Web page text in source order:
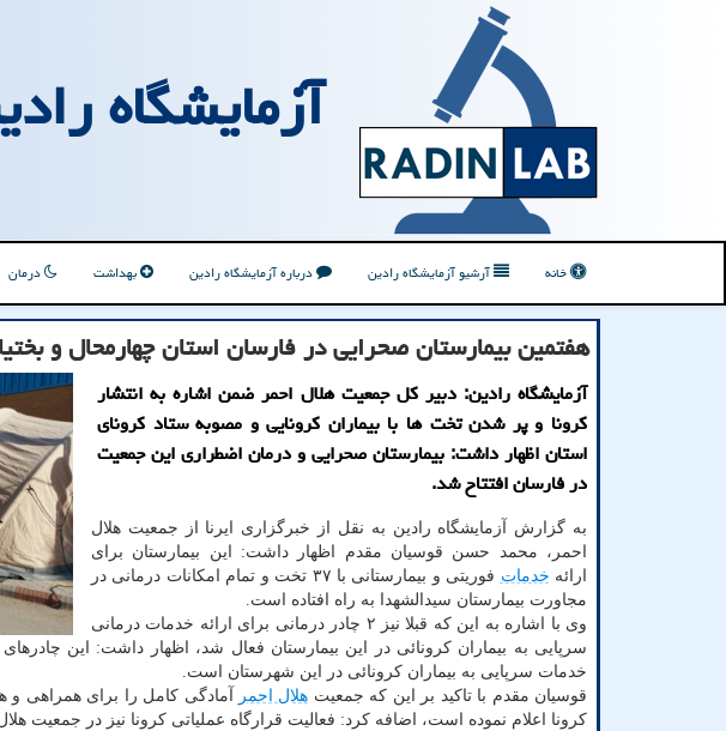
آزمایشگاه
خانه آرشیو آزمایشگاه رادین درباره آزمایشگاه رادین بهداشت درمان
هفتمین بیمارستان صحرایی در فارسان استان چهارمحال و
آزمایشگاه رادین: دبیر کل جمعیت هلال احمر ضمن اشاره به انتشار
کرونا و پر شدن تخت ها با بیماران کرونایی و مصوبه ستاد کرونای
استان اظهار داشت: بیمارستان صحرایی و درمان اضطراری این جمعیت
در فارسان افتتاح شد.
به گزارش آزمایشگاه رادین به نقل از خبرگزاری ایرنا از جمعیت هلال
احمر، محمد حسن قوسیان مقدم اظهار داشت: این بیمارستان برای
ارائه خدمات
فوریتی و بیمارستانی با ۳۷ تخت و تمام امکانات درمانی در
مجاورت بیمارستان سیدالشهدا به راه افتاده است.
وی با اشاره به این که قبلا نیز ۲ چادر درمانی برای ارائه خدمات درمانی
خدمات سرپایی به بیماران کرونائی در این شهرستان است.
قوسیان مقدم با تاکید بر این که جمعیت هلال احمر
آمادگی کامل را برای همراهی و
کرونا اعلام نموده است، اضافه کرد: فعالیت قرارگاه عملیاتی کرونا نیز در جمعیت